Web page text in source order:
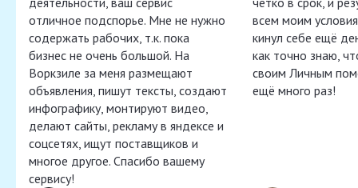
отличное подспорье. Мне не нужно
содержать рабочих, т.к. пока
бизнес не очень большой. На
Воркзиле за меня размещают
объявления, пишут тексты, создают
инфографику, монтируют видео,
делают сайты, рекламу в яндексе и
соцсетях, ищут поставщиков и
многое другое. Спасибо вашему
сервису!
всем моим
кинул себе ещё
как точно знаю,
своим Личным
ещё много раз!